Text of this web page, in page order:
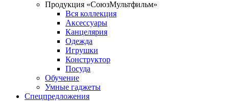
Продукция «СоюзМультфильм»
Вся коллекция
Аксессуары
Канцелярия
Одежда
Игрушки
Конструктор
Посуда
Обучение
Умные гаджеты
Спецпредложения